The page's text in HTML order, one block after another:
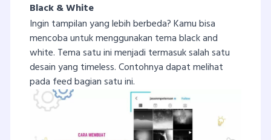
Black & White
Ingin tampilan yang lebih berbeda? Kamu bisa
mencoba untuk menggunakan tema black and
white. Tema satu ini menjadi termasuk salah satu
desain yang timeless. Contohnya dapat melihat
pada feed bagian satu ini.